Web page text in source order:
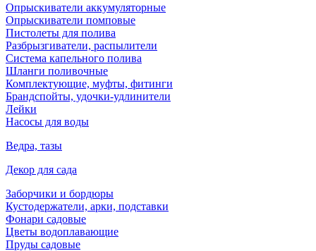
Опрыскиватели аккумуляторные
Опрыскиватели помповые
Пистолеты для полива
Разбрызгиватели, распылители
Система капельного полива
Шланги поливочные
Комплектующие, муфты, фитинги
Брандспойты, удочки-удлинители
Лейки
Насосы для воды
Ведра, тазы
Декор для сада
Заборчики и бордюры
Кустодержатели, арки, подставки
Фонари садовые
Цветы водоплавающие
Пруды садовые